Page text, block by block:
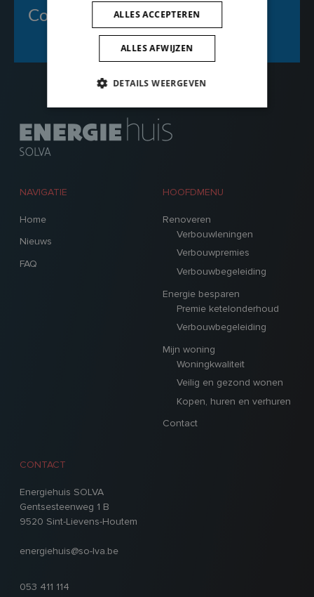
Contacteer ons
NAVIGATIE
Home
Nieuws
FAQ
HOOFDMENU
Renoveren
Verbouwleningen
Verbouwpremies
Verbouwbegeleiding
Energie besparen
Premie ketelonderhoud
Verbouwbegeleiding
Mijn woning
Woningkwaliteit
Veilig en gezond wonen
Kopen, huren en verhuren
Contact
CONTACT
Energiehuis SOLVA
Gentsesteenweg 1 B
9520 Sint-Lievens-Houtem
energiehuis@so-lva.be
053 411 114
ALLES ACCEPTEREN
ALLES AFWIJZEN
DETAILS WEERGEVEN